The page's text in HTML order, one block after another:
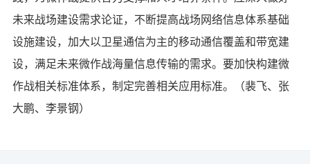
未来战场建设需求论证，不断提高战场网络信息体系基础
设施建设，加大以卫星通信为主的移动通信覆盖和带宽建
设，满足未来微作战海量信息传输的需求。要加快构建微
作战相关标准体系，制定完善相关应用标准。（裴飞、张
大鹏、李景钢）